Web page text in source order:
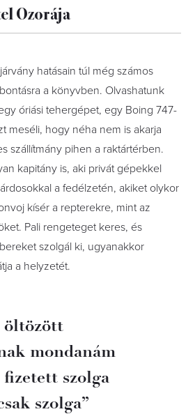
Ozorája
hatásain túl még számos
a könyvben. Olvashatunk
óriási tehergépet, egy Boing 747-
meséli, hogy néha nem is akarja
szállítmány pihen a raktártérben.
kapitány is, aki privát gépekkel
a fedélzetén, akiket olykor
kísér a repterekre, mint az
Pali rengeteget keres, és
szolgál ki, ugyanakkor
a helyzetét.
öltözött
mondanám
szolga
szolga”